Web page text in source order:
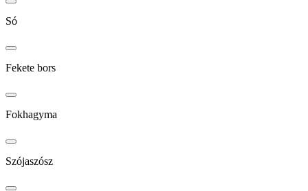
Só
Fekete bors
Fokhagyma
Szójaszósz